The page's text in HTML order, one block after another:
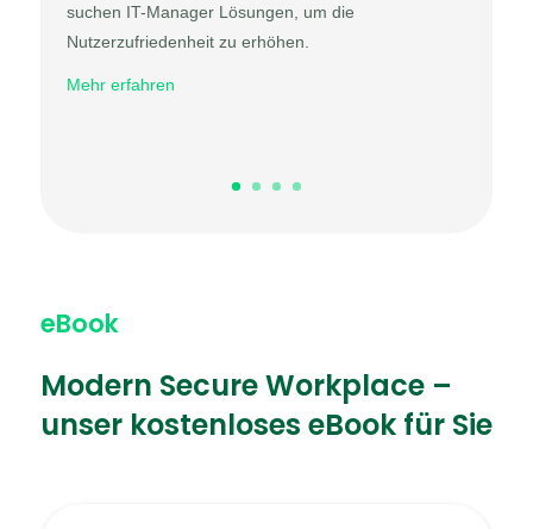
suchen IT-Manager Lösungen, um die
Nutzerzufriedenheit zu erhöhen.
Mehr erfahren
eBook
Modern Secure Workplace –
unser kostenloses eBook für Sie